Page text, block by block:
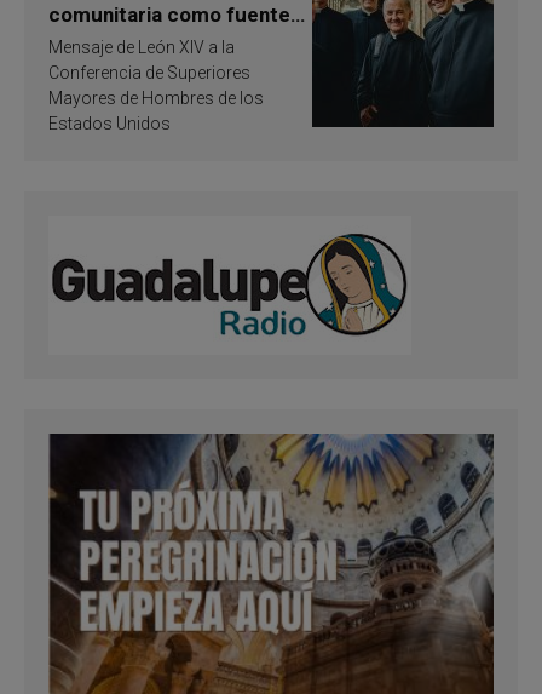
comunitaria como fuente
de inspiración y
santificación
Mensaje de León XIV a la
Conferencia de Superiores
Mayores de Hombres de los
Estados Unidos